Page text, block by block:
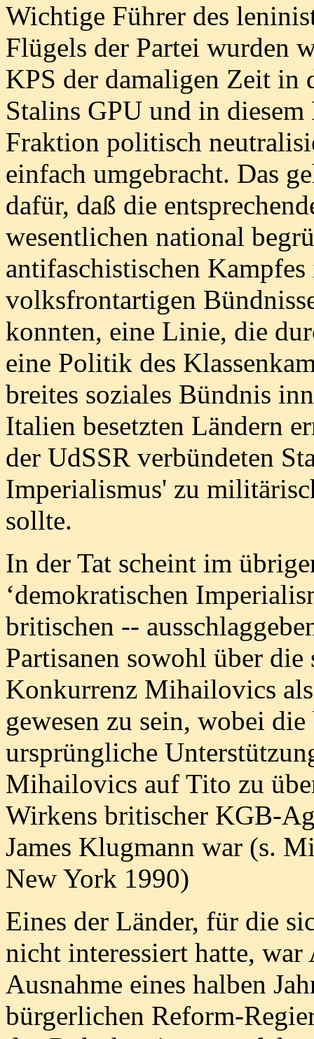
Wichtige Führer des
Flügels der Partei wurden
KPS der damaligen Zeit in
Stalins GPU und in
Fraktion politisch
einfach umgebracht. Das
dafür, daß die
wesentlichen national
antifaschistischen
volksfrontartigen
konnten, eine Linie, die
eine Politik des
breites soziales Bündnis
Italien besetzten Ländern
der UdSSR verbündeten
Imperialismus' zu
sollte.
In der Tat scheint im
‘demokratischen
britischen --
Partisanen sowohl über
Konkurrenz Mihailovics
gewesen zu sein, wobei
ursprüngliche
Mihailovics auf Tito zu
Wirkens britischer KGB-
James Klugmann war (s.
New York 1990)
Eines der Länder, für die
nicht interessiert hatte,
Ausnahme eines halben
bürgerlichen Reform-